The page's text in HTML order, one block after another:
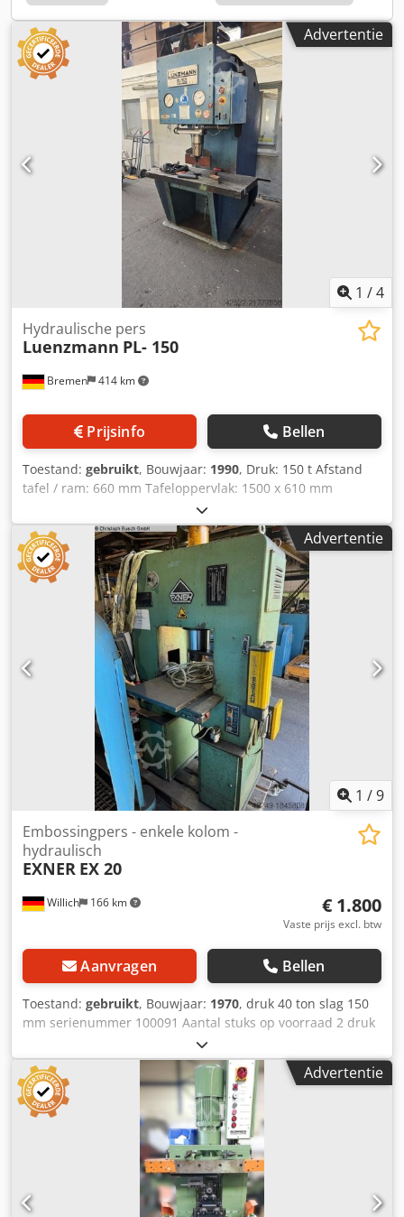
Advertentie
1 /4
Bremen 414 km
Hydraulische pers
Luenzmann PL- 150
Prijsinfo Bellen
Toestand: gebruikt, Bouwjaar: 1990, Druk: 150 t Afstand
tafel / ram: 660 mm Tafeloppervlak: 1500 x 610 mm
Stempeldiameter: 150 mm Afmetingen (L x B x H): 1,7 x 1,5
x 2,3 m Stabiele C-frame pers / richtpers Crjdpfx Asy Erv
Isgtef - Opening in de tafel Ø 120 mm
Advertentie
1 /9
Willich 166 km
Embossingpers - enkele kolom -
hydraulisch
EXNER EX 20
€ 1.800
Vaste prijs excl. btw
Aanvragen Bellen
Toestand: gebruikt, Bouwjaar: 1970, druk 40 ton slag 150
mm serienummer 100091 Aantal stuks op voorraad 2 druk
en slag instelbaar druk 25 ton Codpsvxltbsfx Agtorf
gewicht 1,5 t per stuk Veiligheidslichtschermen ja op beide
Advertentie